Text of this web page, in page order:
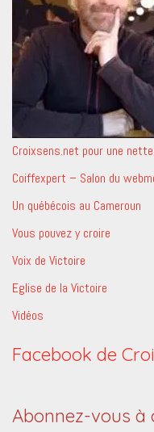
Croixsens.net pour une
Coiffexpert – Salon du
Un québécois au Cameroun
Vous pouvez y croire
Voix de Victoire
Eglise de la Victoire
Vidéos
Facebook de
Abonnez-vous à